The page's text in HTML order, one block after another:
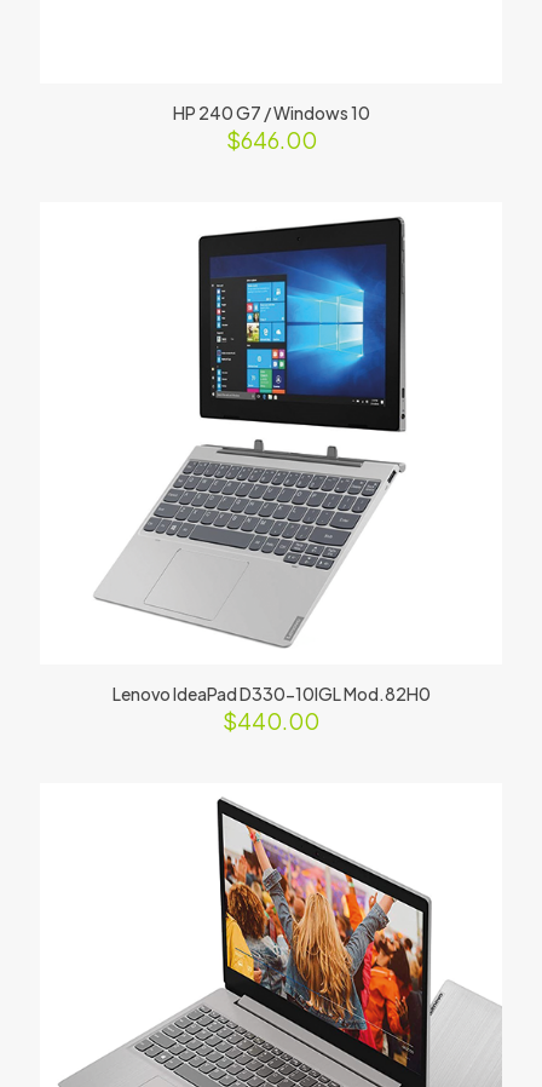
HP 240 G7 / Windows 10
$646.00
Lenovo IdeaPad D330-10IGL Mod.82H0
$440.00